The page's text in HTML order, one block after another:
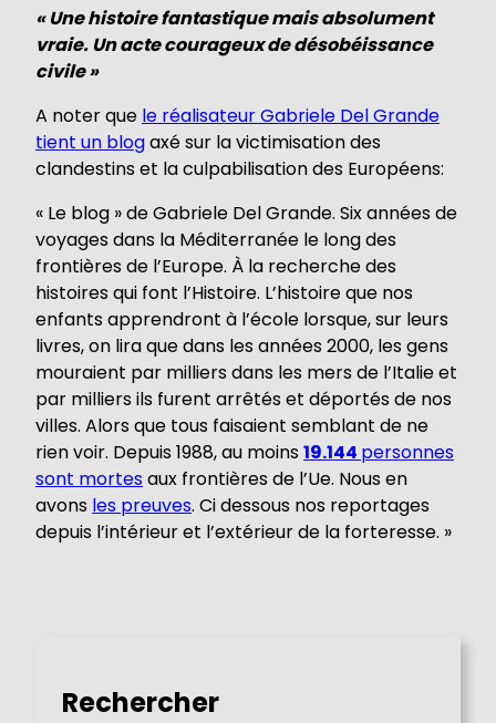
« Une histoire fantastique mais absolument
vraie. Un acte courageux de désobéissance
civile »
A noter que le réalisateur Gabriele Del Grande
tient un blogaxé sur la victimisation des
clandestins et la culpabilisation des Européens:
« Le blog » de Gabriele Del Grande. Six années de
voyages dans la Méditerranée le long des
frontières de l’Europe. À la recherche des
histoires qui font l’Histoire. L’histoire que nos
enfants apprendront à l’école lorsque, sur leurs
livres, on lira que dans les années 2000, les gens
mouraient par milliers dans les mers de l’Italie et
par milliers ils furent arrêtés et déportés de nos
villes. Alors que tous faisaient semblant de ne
rien voir. Depuis 1988, au moins19.144 personnes
sont mortesaux frontières de l’Ue. Nous en
avons les preuves. Ci dessous nos reportages
depuis l’intérieur et l’extérieur de la forteresse. »
Rechercher